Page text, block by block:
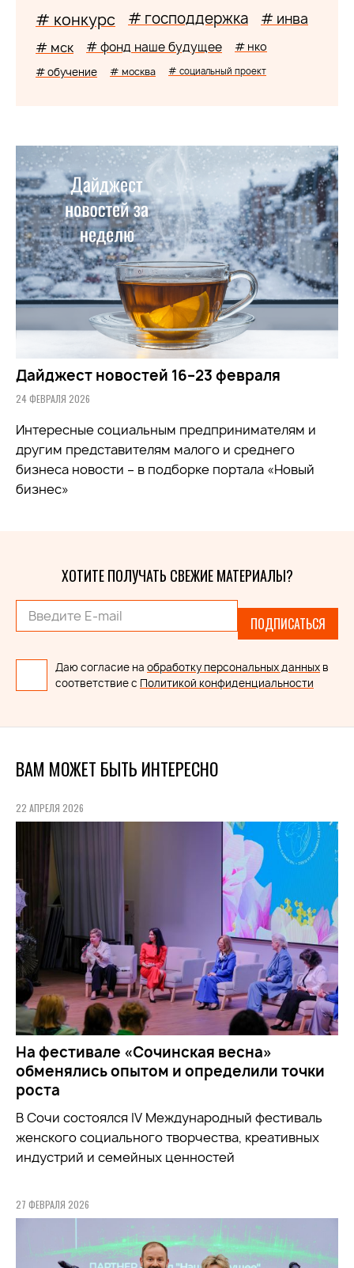
# конкурс # господдержка # инва
# мск # фонд наше будущее # нко
# обучение # москва # социальный проект
Дайджест новостей 16–23 февраля
24 ФЕВРАЛЯ 2026
Интересные социальным предпринимателям и
другим представителям малого и среднего
бизнеса новости – в подборке портала «Новый
бизнес»
ХОТИТЕ ПОЛУЧАТЬ СВЕЖИЕ МАТЕРИАЛЫ?
ПОДПИСАТЬСЯ
Даю согласие на обработку персональных данных в
соответствие с Политикой конфиденциальности
ВАМ МОЖЕТ БЫТЬ ИНТЕРЕСНО
22 АПРЕЛЯ 2026
На фестивале «Сочинская весна»
обменялись опытом и определили точки
роста
В Сочи состоялся IV Международный фестиваль
женского социального творчества, креативных
индустрий и семейных ценностей
27 ФЕВРАЛЯ 2026